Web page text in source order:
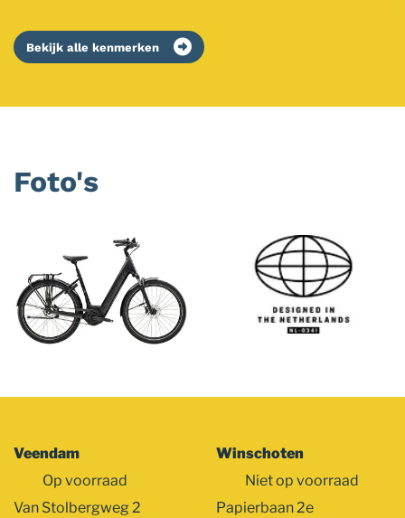
Bekijk alle kenmerken
Foto's
Veendam
Op voorraad
Van Stolbergweg 2
Winschoten
Niet op voorraad
Papierbaan 2e